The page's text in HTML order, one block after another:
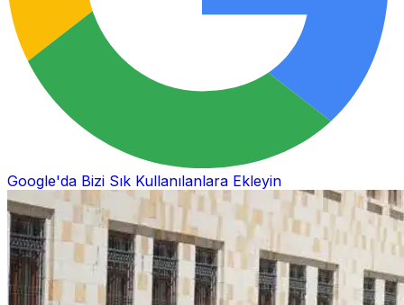
Google'da Bizi Sık Kullanılanlara Ekleyin